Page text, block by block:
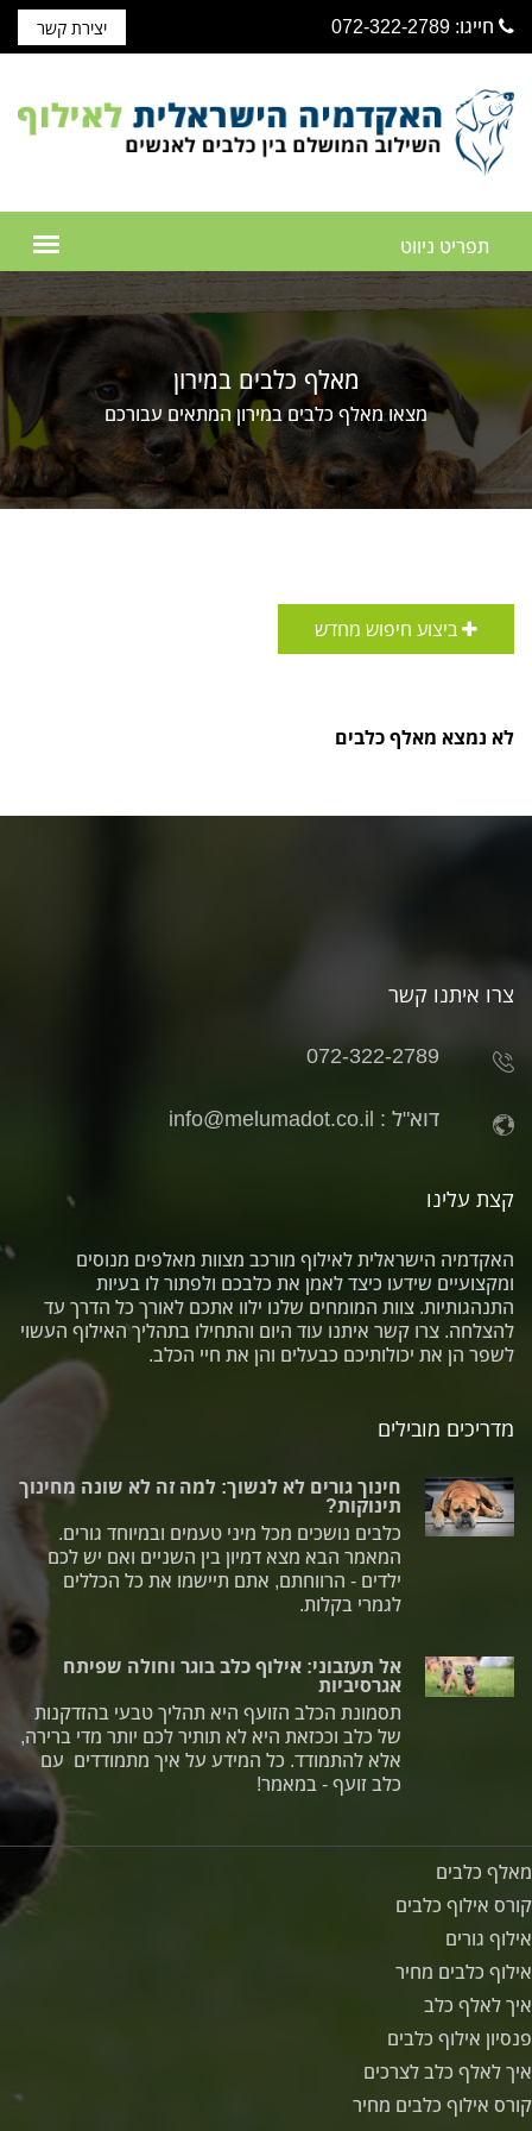
חייגו: 072-322-2789 יצירת קשר
מאלף כלבים במירון
מצאו מאלף כלבים במירון המתאים עבורכם
ביצוע חיפוש מחדש
לא נמצא מאלף כלבים
צרו איתנו קשר
072-322-2789
דוא"ל : info@melumadot.co.il
מדריכים מובילים
חינוך גורים לא לנשוך: למה זה לא שונה מחינוך
תינוקות?
כלבים נושכים מכל מיני טעמים ובמיוחד גורים.
המאמר הבא מצא דמיון בין השניים ואם יש לכם
ילדים - הרווחתם, אתם תיישמו את כל הכללים
לגמרי בקלות.
אל תעזבוני: אילוף כלב בוגר וחולה שפיתח
אגרסיביות
תסמונת הכלב הזועף היא תהליך טבעי בהזדקנות
של כלב וככזאת היא לא תותיר לכם יותר מדי ברירה,
אלא להתמודד. כל המידע על איך מתמודדים עם
כלב זועף - במאמר!
קצת עלינו
האקדמיה הישראלית לאילוף מורכב מצוות מאלפים מנוסים
ומקצועיים שידעו כיצד לאמן את כלבכם ולפתור לו בעיות
התנהגותיות. צוות המומחים שלנו ילוו אתכם לאורך כל הדרך עד
להצלחה. צרו קשר איתנו עוד היום והתחילו בתהליך האילוף העשוי
לשפר הן את יכולותיכם כבעלים והן את חיי הכלב.
מאלף כלבים
קורס אילוף כלבים
אילוף גורים
אילוף כלבים מחיר
איך לאלף כלב
פנסיון אילוף כלבים
איך לאלף כלב לצרכים
קורס אילוף כלבים מחיר